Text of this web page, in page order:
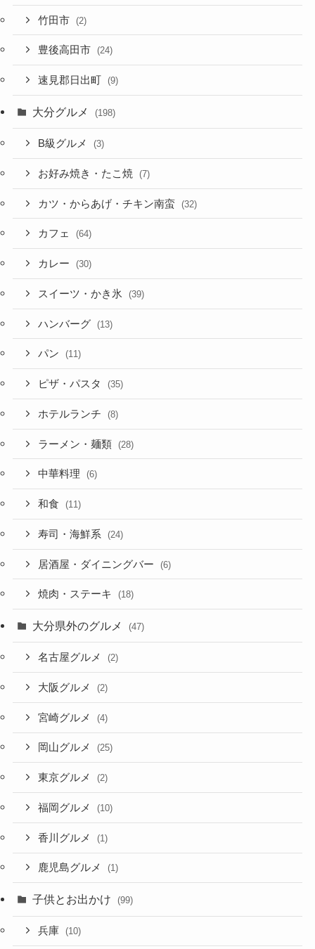
竹田市 (2)
豊後高田市 (24)
速見郡日出町 (9)
大分グルメ (198)
B級グルメ (3)
お好み焼き・たこ焼 (7)
カツ・からあげ・チキン南蛮 (32)
カフェ (64)
カレー (30)
スイーツ・かき氷 (39)
ハンバーグ (13)
パン (11)
ピザ・パスタ (35)
ホテルランチ (8)
ラーメン・麺類 (28)
中華料理 (6)
和食 (11)
寿司・海鮮系 (24)
居酒屋・ダイニングバー (6)
焼肉・ステーキ (18)
大分県外のグルメ (47)
名古屋グルメ (2)
大阪グルメ (2)
宮崎グルメ (4)
岡山グルメ (25)
東京グルメ (2)
福岡グルメ (10)
香川グルメ (1)
鹿児島グルメ (1)
子供とお出かけ (99)
兵庫 (10)